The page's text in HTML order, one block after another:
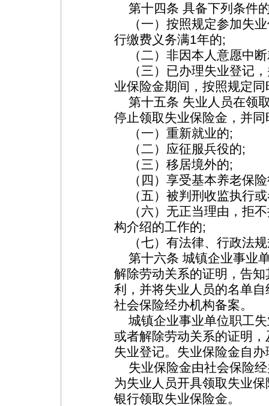
第十四条 具备下列条件
（一）按照规定参加失业
行缴费义务满1年的;
（二）非因本人意愿中断
（三）已办理失业登记，
业保险金期间，按照规定
第十五条 失业人员在领
停止领取失业保险金，并
（一）重新就业的;
（二）应征服兵役的;
（三）移居境外的;
（四）享受基本养老保险
（五）被判刑收监执行或
（六）无正当理由，拒不
构介绍的工作的;
（七）有法律、行政法规
第十六条 城镇企业事业
解除劳动关系的证明，告
利，并将失业人员的名单
社会保险经办机构备案。
城镇企业事业单位职工失
或者解除劳动关系的证明
失业登记。失业保险金自
失业保险金由社会保险经
为失业人员开具领取失业
银行领取失业保险金。